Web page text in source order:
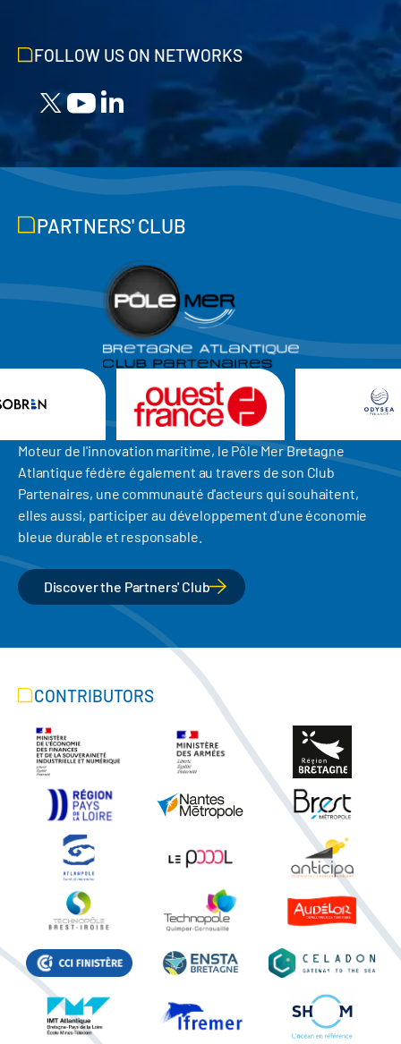
FOLLOW US ON NETWORKS
PARTNERS' CLUB
Moteur de l'innovation maritime, le Pôle Mer Bretagne
Atlantique fédère également au travers de son Club
Partenaires, une communauté d'acteurs qui souhaitent,
elles aussi, participer au développement d'une économie
bleue durable et responsable.
Discover the Partners' Club
CONTRIBUTORS